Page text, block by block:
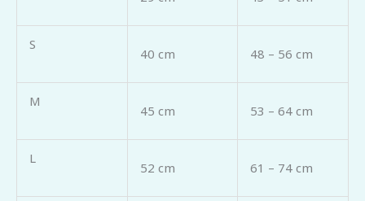
S
40 cm 48 – 56 cm
M
45 cm 53 – 64 cm
L
52 cm 61 – 74 cm